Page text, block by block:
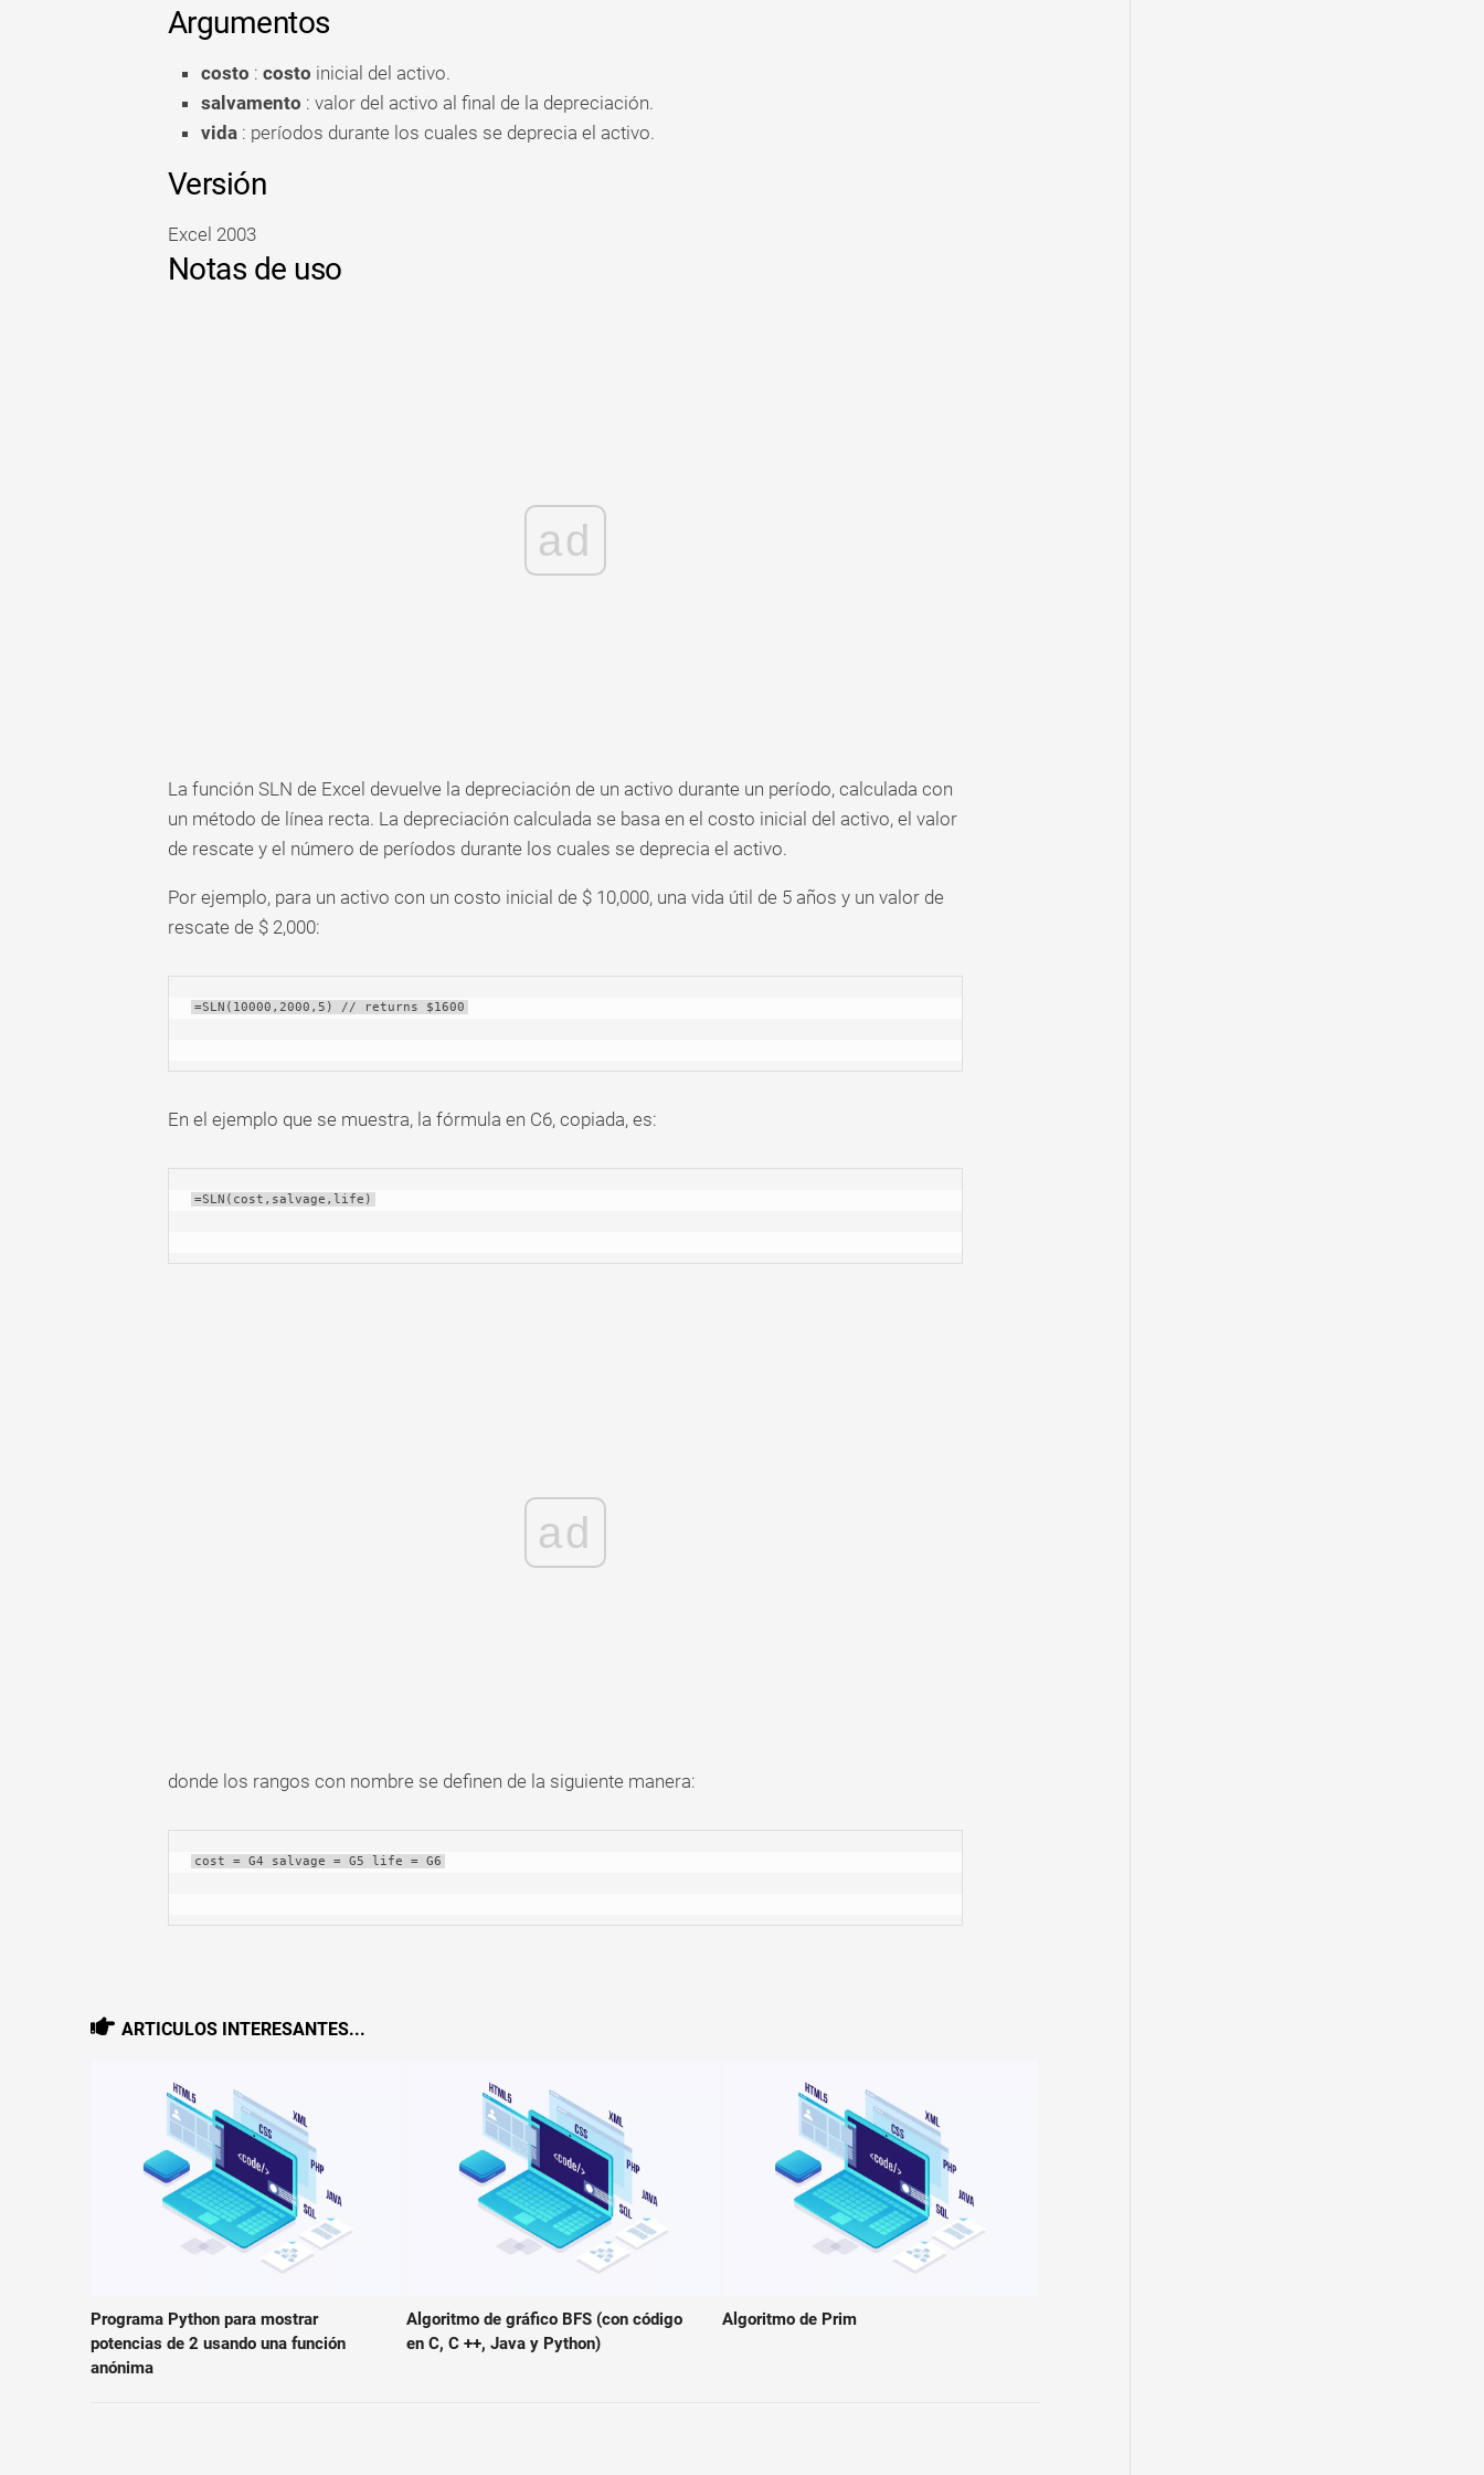
Argumentos
costo : costo inicial del activo.
salvamento : valor del activo al final de la depreciación.
vida: períodos durante los cuales se deprecia el activo.
Versión
Excel 2003
Notas de uso
ad
La función SLN de Excel devuelve la depreciación de un activo durante un período, calculada con
un método de línea recta. La depreciación calculada se basa en el costo inicial del activo, el valor
de rescate y el número de períodos durante los cuales se deprecia el activo.
Por ejemplo, para un activo con un costo inicial de $ 10,000, una vida útil de 5 años y un valor de
rescate de $ 2,000:
=SLN(10000,2000,5) // returns $1600
En el ejemplo que se muestra, la fórmula en C6, copiada, es:
=SLN(cost,salvage,life)
ad
donde los rangos con nombre se definen de la siguiente manera:
cost = G4 salvage = G5 life = G6
ARTICULOS INTERESANTES...
Programa Python para mostrar
potencias de 2 usando una función
anónima
Algoritmo de gráfico BFS (con código
en C, C ++, Java y Python)
Algoritmo de Prim